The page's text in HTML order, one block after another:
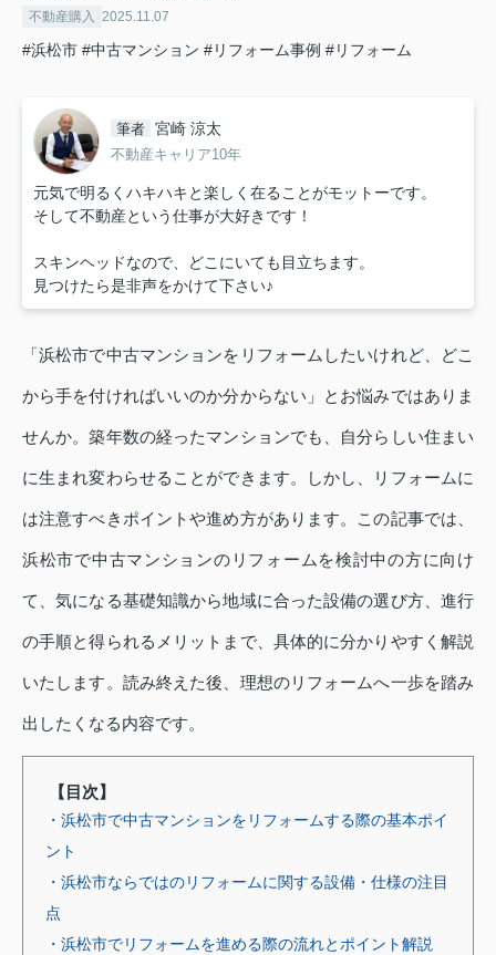
不動産購入 2025.11.07
#浜松市 #中古マンション #リフォーム事例 #リフォーム
筆者 宮崎 涼太
不動産キャリア10年
元気で明るくハキハキと楽しく在ることがモットーです。
そして不動産という仕事が大好きです！
スキンヘッドなので、どこにいても目立ちます。
見つけたら是非声をかけて下さい♪
「浜松市で中古マンションをリフォームしたいけれど、どこ
から手を付ければいいのか分からない」とお悩みではありま
せんか。築年数の経ったマンションでも、自分らしい住まい
に生まれ変わらせることができます。しかし、リフォームに
は注意すべきポイントや進め方があります。この記事では、
浜松市で中古マンションのリフォームを検討中の方に向け
て、気になる基礎知識から地域に合った設備の選び方、進行
の手順と得られるメリットまで、具体的に分かりやすく解説
いたします。読み終えた後、理想のリフォームへ一歩を踏み
出したくなる内容です。
【目次】
・浜松市で中古マンションをリフォームする際の基本ポイ
ント
・浜松市ならではのリフォームに関する設備・仕様の注目
点
・浜松市でリフォームを進める際の流れとポイント解説